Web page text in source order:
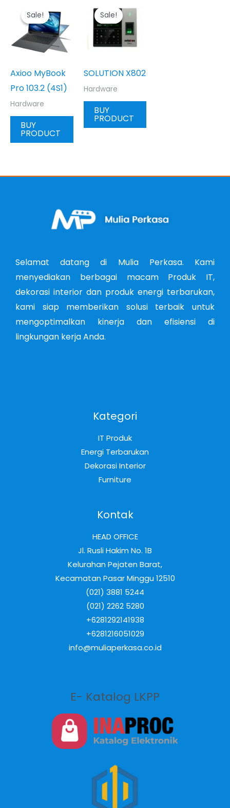
Sale!
Sale!
Axioo MyBook
Pro 103.2 (4S1)
Hardware
BUY
PRODUCT
Sale!
Sale!
SOLUTION X802
Hardware
BUY
PRODUCT
Selamat datang di Mulia Perkasa. Kami
menyediakan berbagai macam Produk IT,
dekorasi interior dan produk energi terbarukan,
kami siap memberikan solusi terbaik untuk
mengoptimalkan kinerja dan efisiensi di
lingkungan kerja Anda.
Kategori
IT Produk
Energi Terbarukan
Dekorasi Interior
Furniture
Kontak
HEAD OFFICE
Jl. Rusli Hakim No. 1B
Kelurahan Pejaten Barat,
Kecamatan Pasar Minggu 12510
(021) 3881 5244
(021) 2262 5280
+6281292141938
+6281216051029
info@muliaperkasa.co.id
E- Katalog LKPP